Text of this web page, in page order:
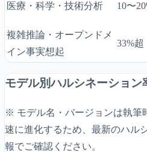
医療・科学・技術分析 10〜
複雑推論・オープンドメ
イン事実想起
33%超
モデル別ハルシネーション
※ モデル名・バージョンは執筆
速に進化するため、最新のハル
報でご確認ください。